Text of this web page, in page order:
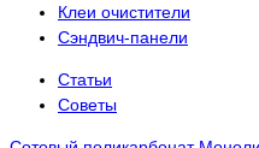
Клеи очистители
Сэндвич-панели
Статьи
Советы